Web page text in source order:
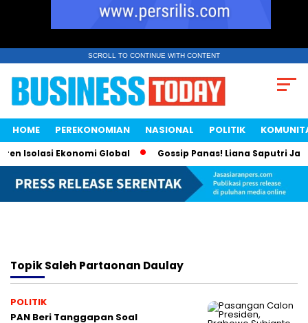
SCROLL TO CONTINUE WITH CONTENT
HOME PEREKONOMIAN NASIONAL POLITIK
Isolasi Ekonomi Global Gossip Panas! Liana Saputri Jadi
TopikSaleh Partaonan Daulay
POLITIK
PAN Beri Tanggapan Soal